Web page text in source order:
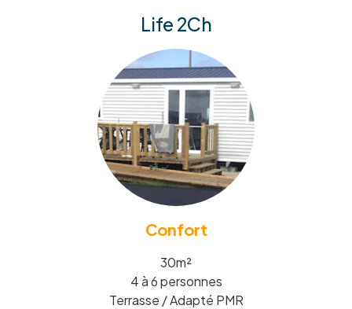
Life 2Ch
Confort
30m²
4 à 6 personnes
Terrasse / Adapté PMR